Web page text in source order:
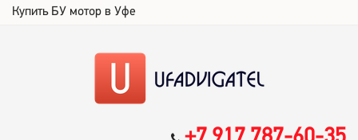
Купить БУ мотор в Уфе